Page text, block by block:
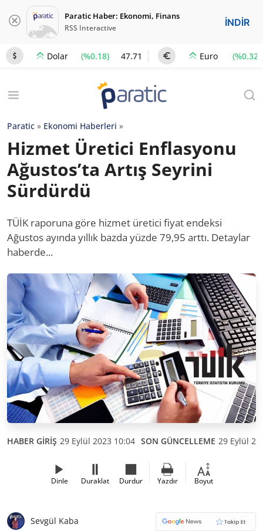
Paratic Haber: Ekonomi, Finans
RSS Interactive İNDİR
Dolar (%0.18) 47.71 Euro (%0.32)
Paratic » Ekonomi Haberleri »
Hizmet Üretici Enflasyonu
Ağustos’ta Artış Seyrini
Sürdürdü
TÜİK raporuna göre hizmet üretici fiyat endeksi
Ağustos ayında yıllık bazda yüzde 79,95 arttı. Detaylar
haberde...
HABER GİRİŞ 29 Eylül 2023 10:04 SON GÜNCELLEME 29 Eylül
Dinle Duraklat Durdur Yazdır Boyut
Sevgül Kaba